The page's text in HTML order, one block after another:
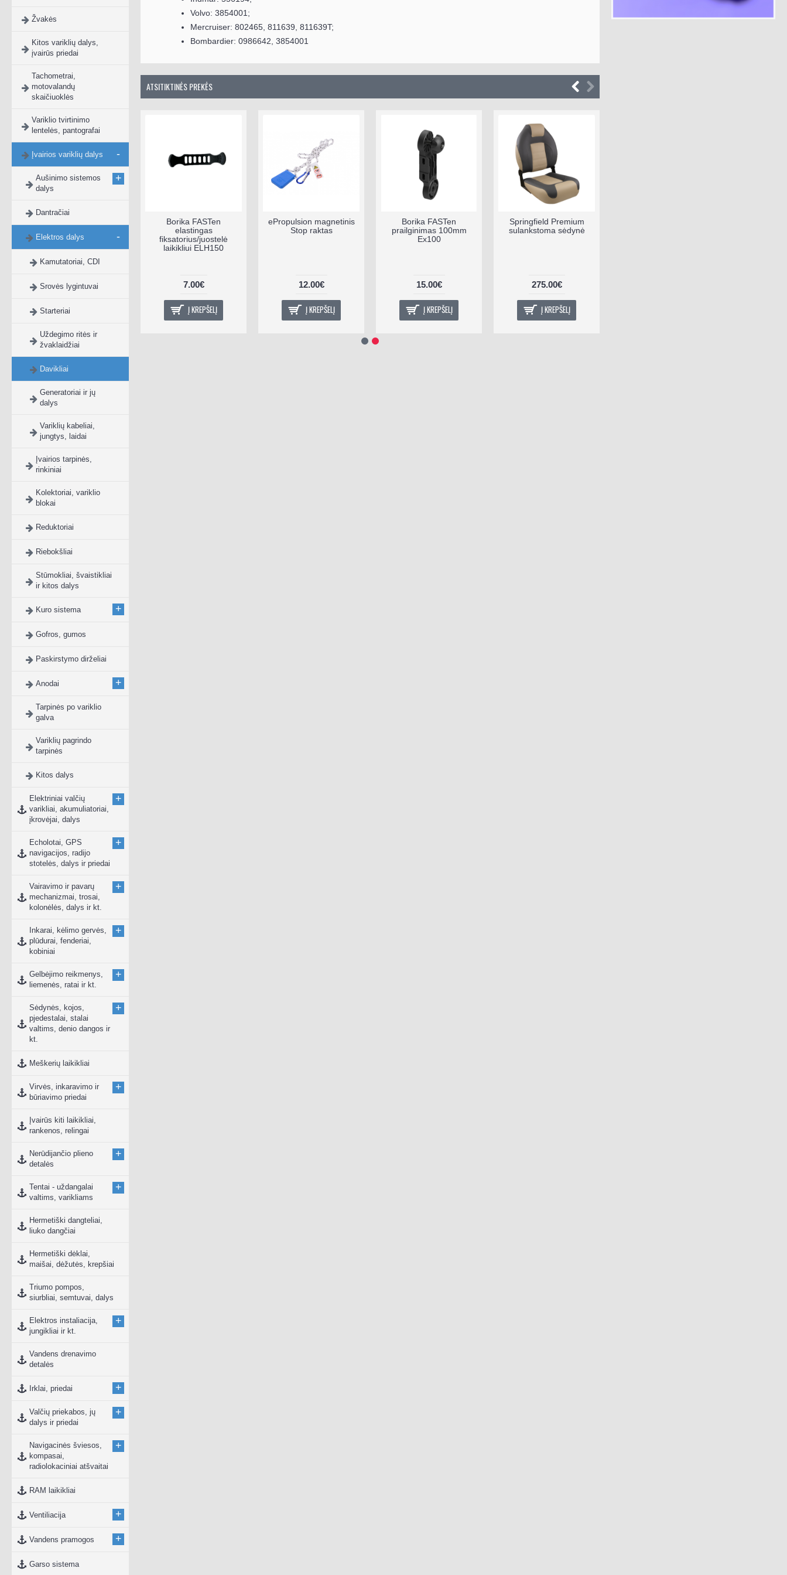
Žvakės
Kitos variklių dalys,
įvairūs priedai
Tachometrai,
motovalandų
skaičiuoklės
Variklio tvirtinimo
lentelės, pantografai
Įvairios variklių dalys -
Aušinimo sistemos
dalys
+
Dantračiai
Elektros dalys -
Kamutatoriai, CDI
Srovės lygintuvai
Starteriai
Uždegimo ritės ir
žvaklaidžiai
Davikliai
Generatoriai ir jų
dalys
Variklių kabeliai,
jungtys, laidai
Įvairios tarpinės,
rinkiniai
Kolektoriai, variklio
blokai
Reduktoriai
Riebokšliai
Stūmokliai, švaistikliai
ir kitos dalys
Kuro sistema +
Gofros, gumos
Paskirstymo dirželiai
Anodai +
Tarpinės po variklio
galva
Variklių pagrindo
tarpinės
Kitos dalys
Elektriniai valčių
varikliai, akumuliatoriai,
įkrovėjai, dalys
+
Echolotai, GPS
navigacijos, radijo
stotelės, dalys ir priedai
+
Vairavimo ir pavarų
mechanizmai, trosai,
kolonėlės, dalys ir kt.
+
Inkarai, kėlimo gervės,
plūdurai, fenderiai,
kobiniai
+
Gelbėjimo reikmenys,
liemenės, ratai ir kt.
+
Sėdynės, kojos,
pjedestalai, stalai
valtims, denio dangos ir
kt.
+
Meškerių laikikliai
Virvės, inkaravimo ir
būriavimo priedai
+
Įvairūs kiti laikikliai,
rankenos, relingai
Nerūdijančio plieno
detalės
+
Tentai - uždangalai
valtims, varikliams
+
Hermetiški dangteliai,
liuko dangčiai
Hermetiški dėklai,
maišai, dėžutės, krepšiai
Triumo pompos,
siurbliai, semtuvai, dalys
Elektros instaliacija,
jungikliai ir kt.
+
Vandens drenavimo
detalės
Irklai, priedai +
Valčių priekabos, jų
dalys ir priedai
+
Navigacinės šviesos,
kompasai,
radiolokaciniai atšvaitai
+
RAM laikikliai
Ventiliacija +
Vandens pramogos +
Garso sistema
Volvo: 3854001;
Mercruiser: 802465, 811639, 811639T;
Bombardier: 0986642, 3854001
ATSITIKTINĖS PREKĖS
6.00€
Borika FASTen
elastingas
fiksatorius/juostelė
laikikliui ELH150
7.00€
Į KREPŠELĮ
ePropulsion magnetinis
Stop raktas
12.00€
Į KREPŠELĮ
Borika FASTen
prailginimas 100mm
Ex100
15.00€
Į KREPŠELĮ
Springfield Premium
sulankstoma sėdynė
275.00€
Į KREPŠELĮ